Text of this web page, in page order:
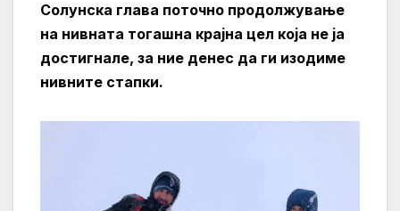
Солунска глава поточно продолжување
на нивната тогашна крајна цел која не ја
достигнале, за ние денес да ги изодиме
нивните стапки.